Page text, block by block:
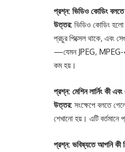
প্রশ্ন: ভিডিও কোডিং বলতে
উত্তর: ভিডিও কোডিং হলো
প্রচুর পিক্সেল থাকে, এবং
—যেমন JPEG, MPEG-4,
কম হয়।
প্রশ্ন: মেশিন লার্নিং কী
উত্তর: সংক্ষেপে বলতে
শেখানো হয়। এটি বর্তমানে
প্রশ্ন: ভবিষ্যতে আপনি কী